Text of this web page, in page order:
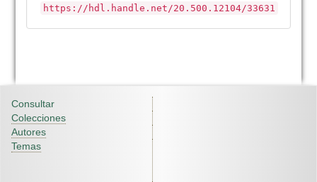
https://hdl.handle.net/20.500.12104/33631
Consultar
Colecciones
Autores
Temas